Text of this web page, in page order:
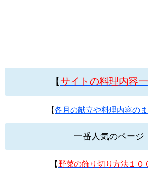
【サイトの料理内容
【各月の献立や料理内容の
一番人気のページ
【 野菜の飾り切り方法１０